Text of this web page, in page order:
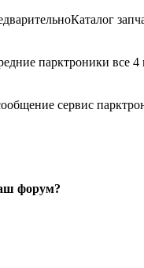
парктроники все
сервис
форум?